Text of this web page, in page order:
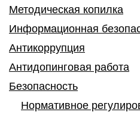
Методическая копилка
Информационная
Антикоррупция
Антидопинговая работа
Безопасность
Нормативное